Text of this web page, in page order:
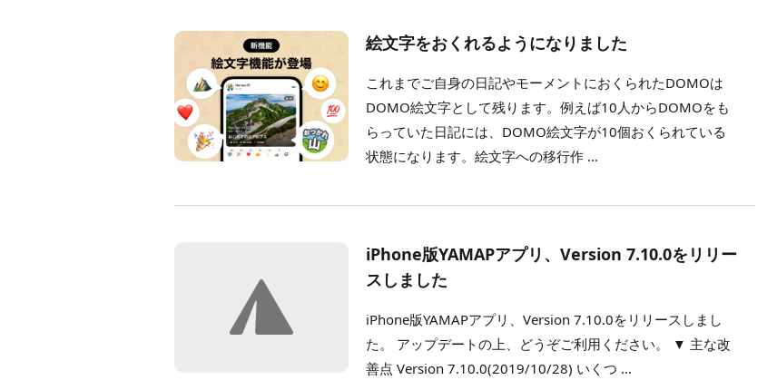
絵文字をおくれるようになりました
これまでご自身の日記やモーメントにおくられたDOMOは
DOMO絵文字として残ります。例えば10人からDOMOをも
らっていた日記には、DOMO絵文字が10個おくられている
状態になります。絵文字への移行作 …
iPhone版YAMAPアプリ、Version 7.10.0をリリー
スしました
iPhone版YAMAPアプリ、Version 7.10.0をリリースしまし
た。 アップデートの上、どうぞご利用ください。 ▼ 主な改
善点 Version 7.10.0(2019/10/28) いくつ …